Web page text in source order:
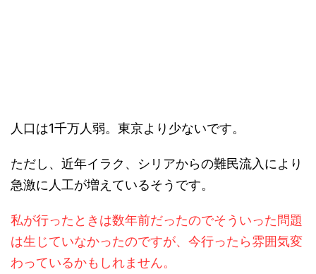
人口は1千万人弱。東京より少ないです。
ただし、近年イラク、シリアからの難民流入により
急激に人工が増えているそうです。
私が行ったときは数年前だったのでそういった問題
は生じていなかったのですが、今行ったら雰囲気変
わっているかもしれません。